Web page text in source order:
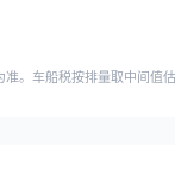
。车船税按排量取中间值估